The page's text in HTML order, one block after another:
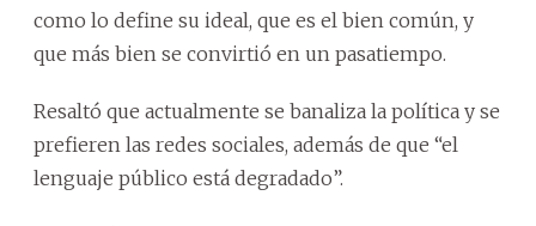
como lo define su ideal, que es el bien común, y
que más bien se convirtió en un pasatiempo.
Resaltó que actualmente se banaliza la política y se
prefieren las redes sociales, además de que “el
lenguaje público está degradado”.